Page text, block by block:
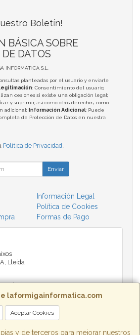
laformigainformatica.com
Aceptar Cookies
y de terceros para mejorar nuestros
Boletín!
BÁSICA SOBRE
DATOS
INFORMATICA S.L.
planteadas por el usuario y enviarle
: Consentimiento del usuario;
cesiones si existe una obligación legal;
y suprimir, así como otros derechos, como
adicional;
Información Adicional: Puede
de Protección de Datos en nuestra
Política de Privacidad
Enviar
Información Legal
Política de Cookies
Formas de Pago
Lleida
17 a 20:30